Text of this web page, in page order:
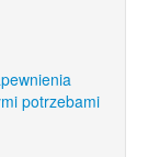
potrzebami